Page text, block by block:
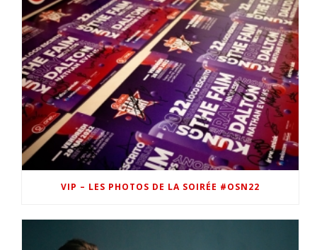
VIP – LES PHOTOS DE LA SOIRÉE #OSN22